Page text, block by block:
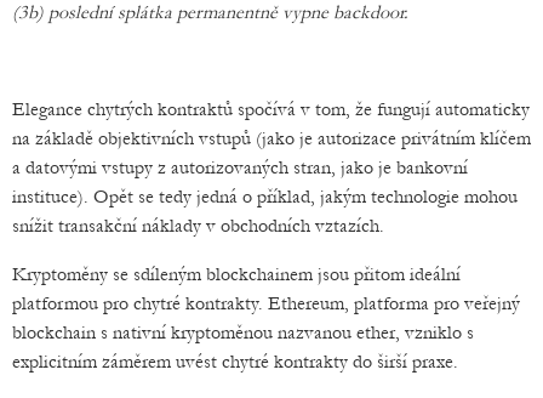
(3b) poslední splátka permanentně vypne backdoor.
Elegance chytrých kontraktů spočívá v tom, že fungují automaticky
na základě objektivních vstupů (jako je autorizace privátním klíčem
a datovými vstupy z autorizovaných stran, jako je bankovní
instituce). Opět se tedy jedná o příklad, jakým technologie mohou
snížit transakční náklady v obchodních vztazích.
Kryptoměny se sdíleným blockchainem jsou přitom ideální
platformou pro chytré kontrakty. Ethereum, platforma pro veřejný
blockchain s nativní kryptoměnou nazvanou ether, vzniklo s
explicitním záměrem uvést chytré kontrakty do širší praxe.